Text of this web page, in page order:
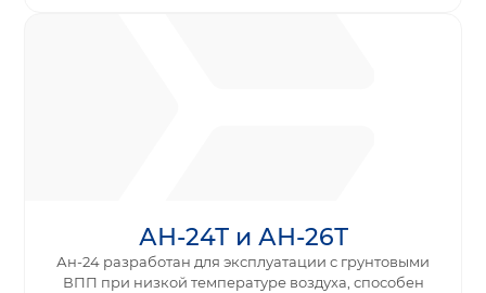
АН-24Т и АН-26Т
Ан-24 разработан для эксплуатации с грунтовыми
ВПП при низкой температуре воздуха, способен